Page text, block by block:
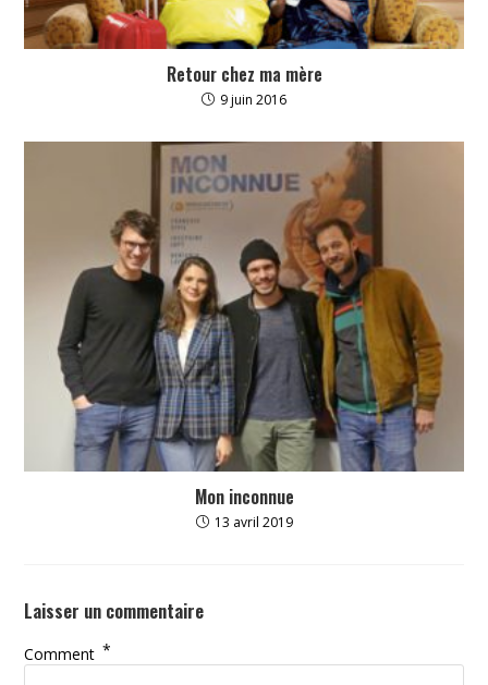
Retour chez ma mère
9 juin 2016
Mon inconnue
13 avril 2019
Laisser un commentaire
Comment *